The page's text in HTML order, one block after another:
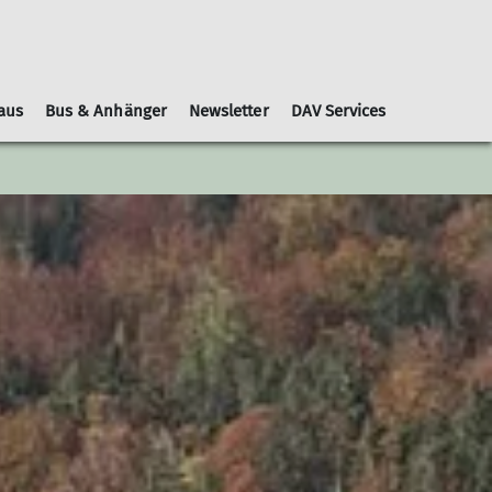
Gruppen Nachrichtenblätter
Geschäftsordnung
Schwierigkeitsbewertungen
Kooperationspartner
Bus & Anhänger Newsletter DAV Services